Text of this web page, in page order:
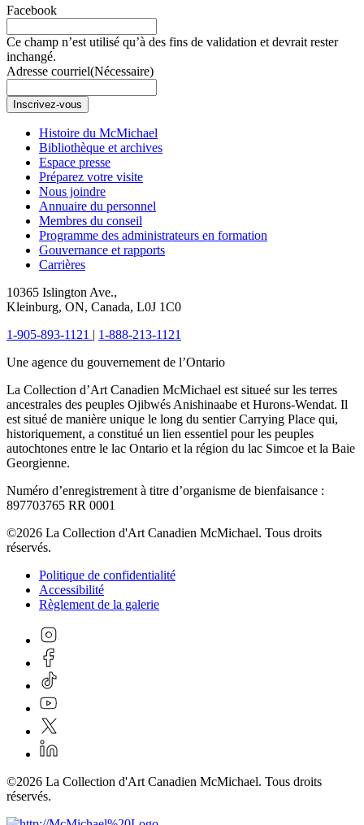
Facebook
Ce champ n’est utilisé qu’à des fins de validation et devrait rester
inchangé.
Adresse courriel(Nécessaire)
Inscrivez-vous
Histoire du McMichael
Bibliothèque et archives
Espace presse
Préparez votre visite
Nous joindre
Annuaire du personnel
Membres du conseil
Programme des administrateurs en formation
Gouvernance et rapports
Carrières
10365 Islington Ave.,
Kleinburg, ON, Canada, L0J 1C0
1-905-893-1121 | 1-888-213-1121
Une agence du gouvernement de l’Ontario
La Collection d’Art Canadien McMichael est situeé sur les terres
ancestrales des peuples Ojibwés Anishinaabe et Hurons-Wendat. Il
est situé de manière unique le long du sentier Carrying Place qui,
historiquement, a constitué un lien essentiel pour les peuples
autochtones entre le lac Ontario et la région du lac Simcoe et la Baie
Georgienne.
Numéro d’enregistrement à titre d’organisme de bienfaisance :
897703765 RR 0001
©2026 La Collection d'Art Canadien McMichael. Tous droits
réservés.
Politique de confidentialité
Accessibilité
Règlement de la galerie
©2026 La Collection d'Art Canadien McMichael. Tous droits
réservés.